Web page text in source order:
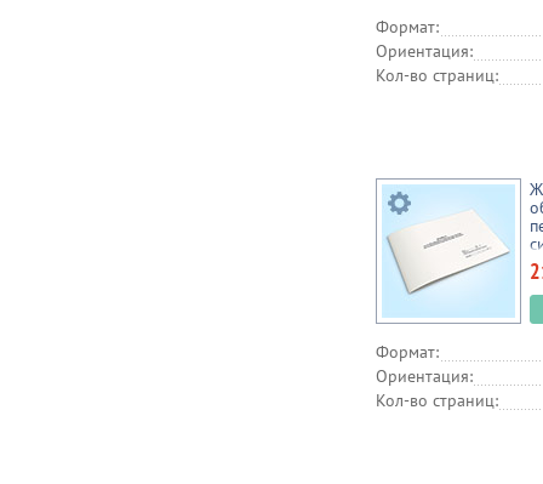
Формат:
Ориентация:
Кол-во страниц:
Формат:
Ориентация:
Кол-во страниц: